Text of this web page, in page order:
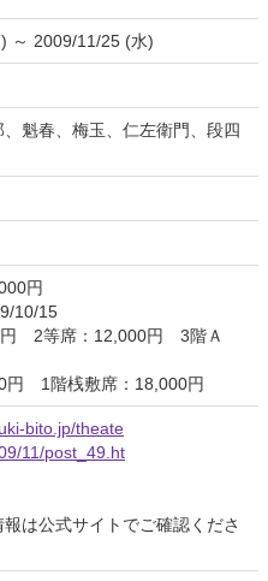
～ 2009/11/25 (水)
魁春、梅玉、仁左衛門、段四
円
10/15
円 2等席：12,000円 3階Ａ
円 1階桟敷席：18,000円
bito.jp/theate
11/post_49.ht
は公式サイトでご確認くださ